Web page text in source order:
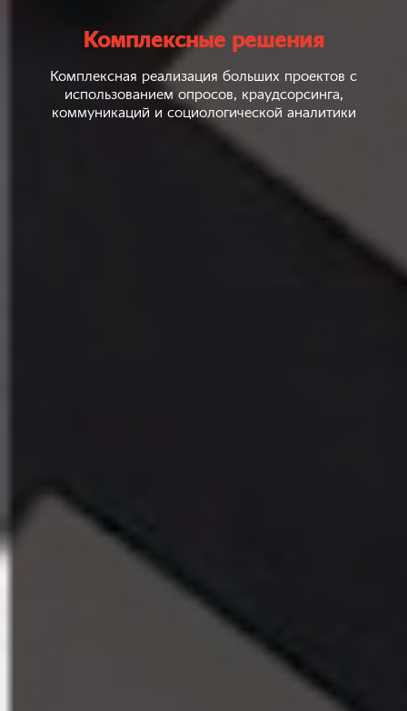
Комплексные решения
Комплексная реализация больших проектов с
использованием опросов, краудсорсинга,
коммуникаций и социологической аналитики